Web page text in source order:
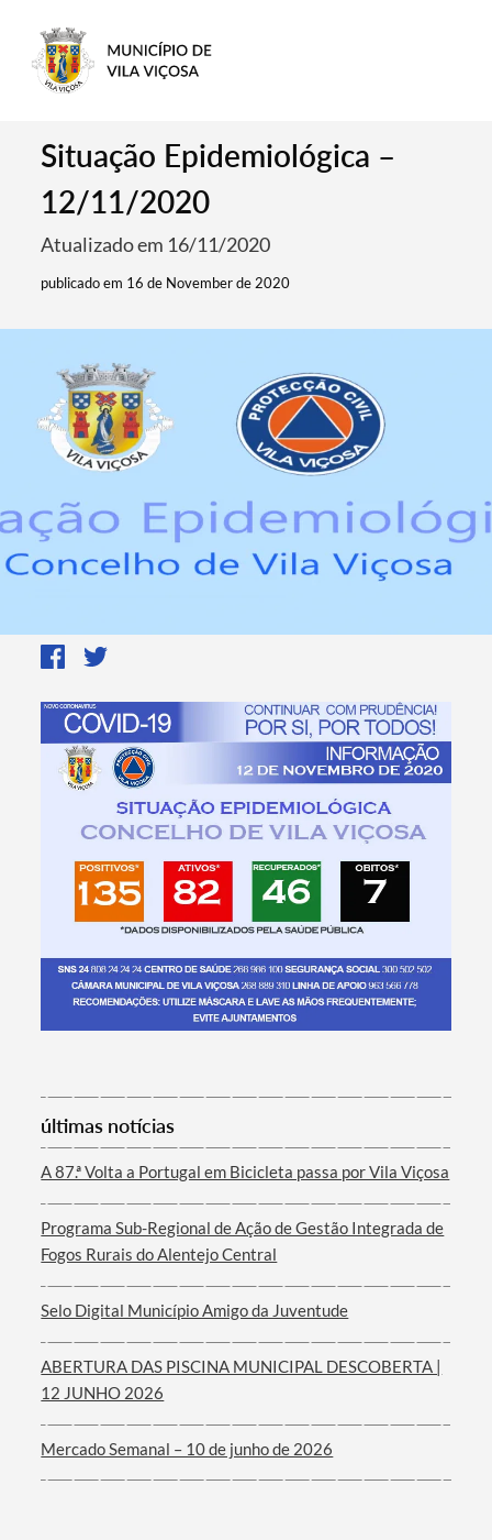
Categorias gerais
Filtros
Situação Epidemiológica –
12/11/2020
Atualizado em 16/11/2020
publicado em 16 de November de 2020
últimas notícias
A 87.ª Volta a Portugal em Bicicleta passa por Vila Viçosa
Programa Sub-Regional de Ação de Gestão Integrada de
Fogos Rurais do Alentejo Central
Selo Digital Município Amigo da Juventude
ABERTURA DAS PISCINA MUNICIPAL DESCOBERTA |
12 JUNHO 2026
Mercado Semanal – 10 de junho de 2026